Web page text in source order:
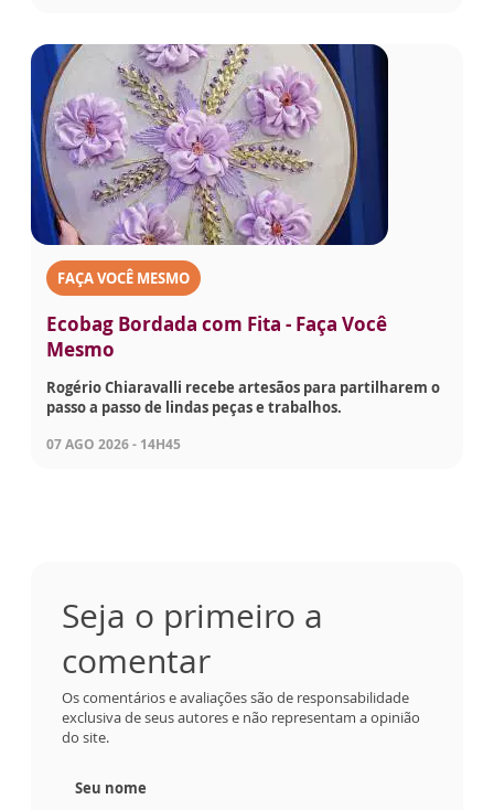
FAÇA VOCÊ MESMO
Ecobag Bordada com Fita - Faça Você
Mesmo
Rogério Chiaravalli recebe artesãos para partilharem o
passo a passo de lindas peças e trabalhos.
07 AGO 2026 - 14H45
Seja o primeiro a
comentar
Os comentários e avaliações são de responsabilidade
exclusiva de seus autores e não representam a opinião
do site.
Seu nome